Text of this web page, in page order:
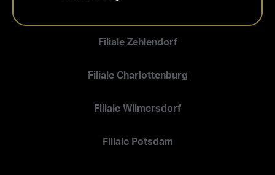
Filiale Zehlendorf
Filiale Charlottenburg
Filiale Wilmersdorf
Filiale Potsdam